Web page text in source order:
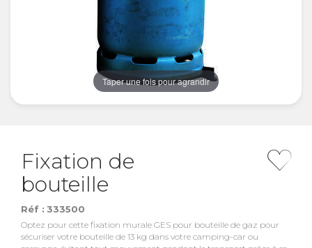
Taper une fois pour agrandir
Fixation de
bouteille
Réf : 333500
Optez pour cette fixation murale GES pour bouteille de gaz pour
sécuriser votre bouteille de 13 kg dans votre camping-car ou